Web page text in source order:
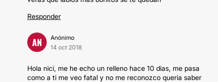
Responder
AN
Anónimo
14 oct 2018
Hola nici, me he echo un relleno hace 10 dias, me pasa
como a ti me veo fatal y no me reconozco queria saber